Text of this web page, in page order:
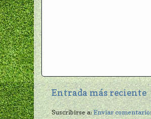
Entrada más reciente
Suscribirse a:Enviar